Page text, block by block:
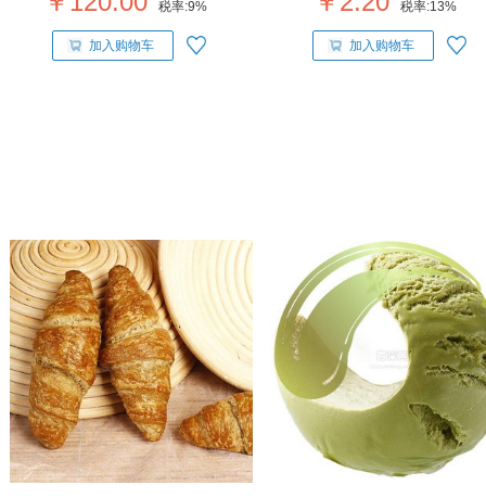
税率:9%
加入购物车
税率:13%
加入购物车